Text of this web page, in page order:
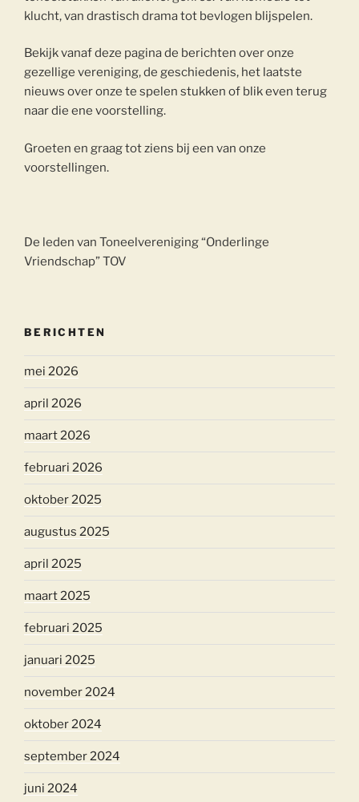
klucht, van drastisch drama tot bevlogen blijspelen.
Bekijk vanaf deze pagina de berichten over onze
gezellige vereniging, de geschiedenis, het laatste
nieuws over onze te spelen stukken of blik even terug
naar die ene voorstelling.
Groeten en graag tot ziens bij een van onze
voorstellingen.
De leden van Toneelvereniging “Onderlinge
Vriendschap” TOV
BERICHTEN
mei 2026
april 2026
maart 2026
februari 2026
oktober 2025
augustus 2025
april 2025
maart 2025
februari 2025
januari 2025
november 2024
oktober 2024
september 2024
juni 2024